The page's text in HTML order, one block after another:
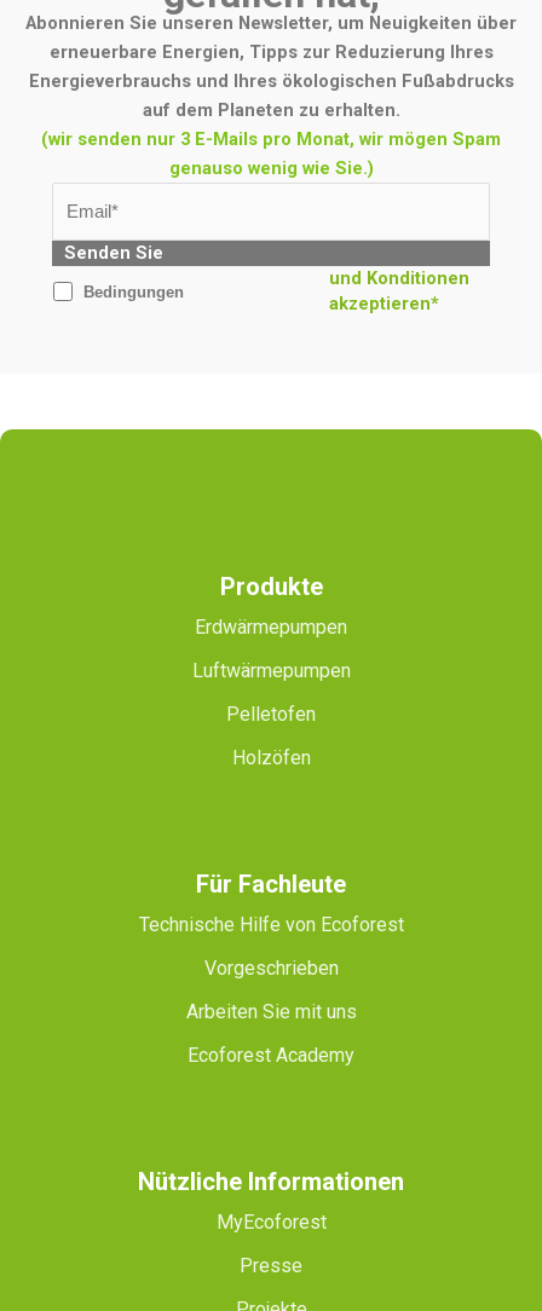
Abonnieren Sie unseren Newsletter, um Neuigkeiten über
erneuerbare Energien, Tipps zur Reduzierung Ihres
Energieverbrauchs und Ihres ökologischen Fußabdrucks
auf dem Planeten zu erhalten.
(wir senden nur 3 E-Mails pro Monat, wir mögen Spam
genauso wenig wie Sie.)
Senden Sie
Bedingungen
und Konditionen
akzeptieren*
Produkte
Erdwärmepumpen
Luftwärmepumpen
Pelletofen
Holzöfen
Für Fachleute
Technische Hilfe von Ecoforest
Vorgeschrieben
Arbeiten Sie mit uns
Ecoforest Academy
Nützliche Informationen
MyEcoforest
Presse